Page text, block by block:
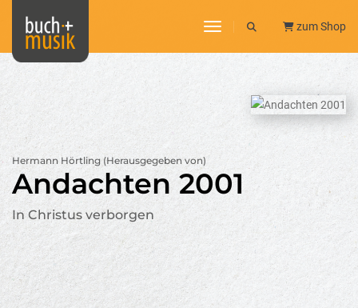
toggle navigation
zum Shop
Hermann Hörtling (Herausgegeben von)
Andachten 2001
In Christus verborgen